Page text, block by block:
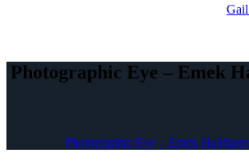
Photographic Eye – Emek
Photographic Eye – Emek